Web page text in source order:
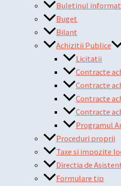
Buletinul
Buget
Bilant
Achizitii Publice
Licitatii
Contracte
Contracte
Contracte
Contracte
Programul
Proceduri proprii
Taxe si impozite
Directia de
Formulare tip